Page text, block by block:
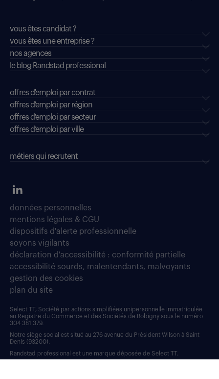
vous êtes candidat ?
vous êtes une entreprise ?
nos agences
le blog Randstad professional
offres d'emploi par contrat
offres d'emploi par région
offres d'emploi par secteur
offres d’emploi par ville
métiers qui recrutent
données personnelles
mentions légales & CGU
dispositifs d'alerte professionnelle
soyons vigilants
déclaration d'accessibilité : conformité partielle
accessibilité sourds, malentendants, malvoyants
gestion des cookies
plan du site
Select TT, Société par actions simplifiées unipersonnelle immatriculée
au Registre du Commerce et des Sociétés de Bobigny sous le numéro
304 381 379.
Notre siège social est situé au 276 avenue du Président Wilson à Saint
Denis (93200).
Randstad professional est une marque déposée de Select TT.